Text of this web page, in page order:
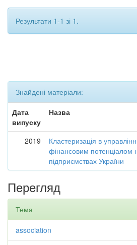
Результати 1-1 зі 1.
Знайдені матеріали:
Дата
випуску
Назва
2019
Кластеризація в
фінансовим потенціалом
підприємствах України
Перегляд
Тема
association